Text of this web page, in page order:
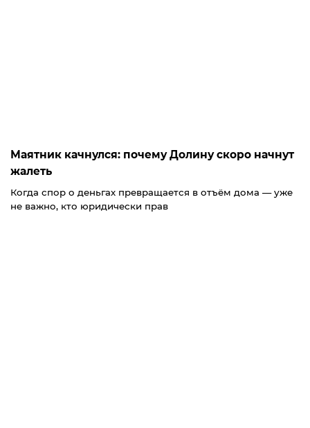
Маятник качнулся: почему Долину скоро начнут
жалеть
Когда спор о деньгах превращается в отъём дома — уже
не важно, кто юридически прав